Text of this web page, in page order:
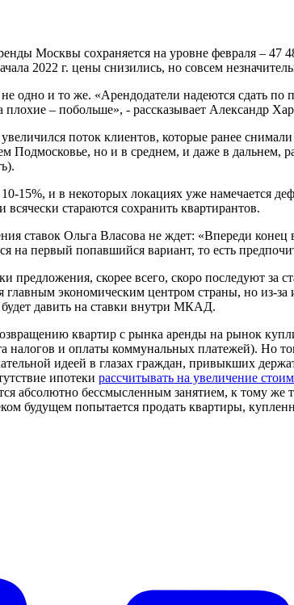
Москвы сохраняется на уровне февраля – 47
2022 г. цены снизились, но совсем
одно и то же. «Арендодатели надеются сдать
– побольше», - рассказывает Александр
поток клиентов, которые ранее
но и в среднем, и даже в дальнем,
15%, и в некоторых локациях уже намечается
стараются сохранить квартирантов.
ставок Ольга Власова не ждет: «Впереди
на первый попавшийся вариант, то есть
предложения, скорее всего, скоро последуют за
главным экономическим центром страны, но из-
давить на ставки внутри МКАД.
квартир с рынка аренды на рынок
налогов и оплаты коммунальных платежей). Но
идеей в глазах граждан, привыкших
ипотеки рассчитывать на увеличение
абсолютно бессмысленным занятием, к тому
будущем попытается продать квартиры,